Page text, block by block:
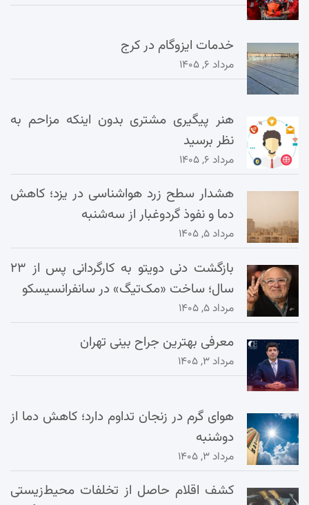
خدمات ایزوگام در کرج
مرداد ۶, ۱۴۰۵
هنر پیگیری مشتری بدون اینکه مزاحم به
نظر برسید
مرداد ۶, ۱۴۰۵
هشدار سطح زرد هواشناسی در یزد؛ کاهش
دما و نفوذ گردوغبار از سه‌شنبه
مرداد ۵, ۱۴۰۵
بازگشت دنی دویتو به کارگردانی پس از ۲۳
سال؛ ساخت «مک‌تیگ» در سانفرانسیسکو
مرداد ۵, ۱۴۰۵
معرفی بهترین جراح بینی تهران
مرداد ۳, ۱۴۰۵
هوای گرم در زنجان تداوم دارد؛ کاهش دما از
دوشنبه
مرداد ۳, ۱۴۰۵
کشف اقلام حاصل از تخلفات محیط‌زیستی